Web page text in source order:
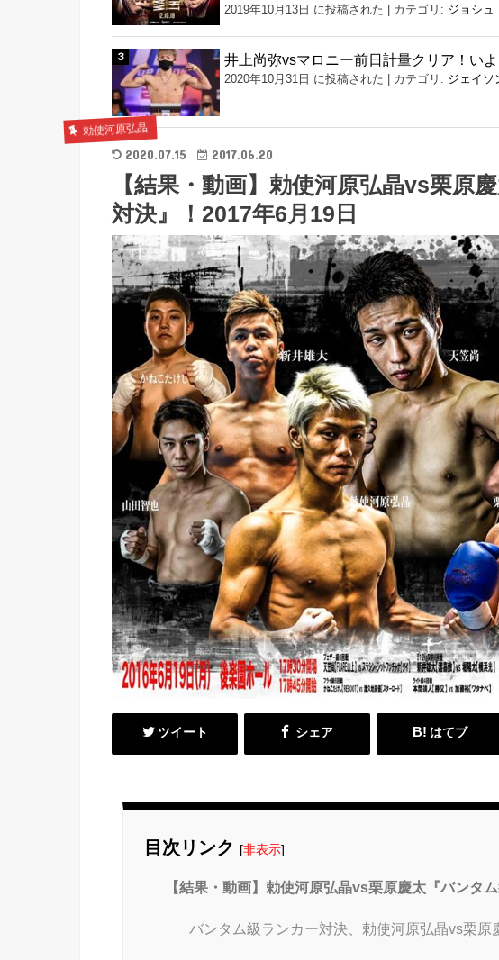
2019年10月13日 に投稿された カテゴリ: ジョシュ
井上尚弥vsマロニー前日計量クリア！いよ
2020年10月31日 に投稿された カテゴリ: ジェイソ
勅使河原弘晶
2020.07.15 2017.06.20
【結果・動画】勅使河原弘晶vs栗原
対決』！2017年6月19日
ツイート シェア はてブ
目次リンク [非表示]
【結果・動画】勅使河原弘晶vs栗原慶太『バンタ
バンタム級ランカー対決、勅使河原弘晶vs栗原